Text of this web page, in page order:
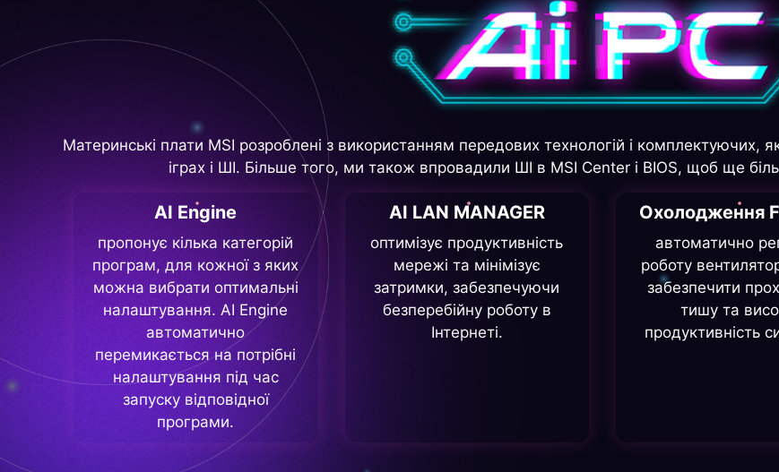
Материнські плати MSI розроблені з використанням передових технологій і комплектуючих,
іграх і ШІ. Більше того, ми також впровадили ШІ в MSI Center і BIOS, щоб ще
AI Engine
пропонує кілька категорій
програм, для кожної з яких
можна вибрати оптимальні
налаштування. AI Engine
автоматично
перемикається на потрібні
налаштування під час
запуску відповідної
програми.
AI LAN MANAGER
оптимізує продуктивність
мережі та мінімізує
затримки, забезпечуючи
безперебійну роботу в
Інтернеті.
Охолодження
автоматично
роботу
забезпечити
тишу та
продуктивність